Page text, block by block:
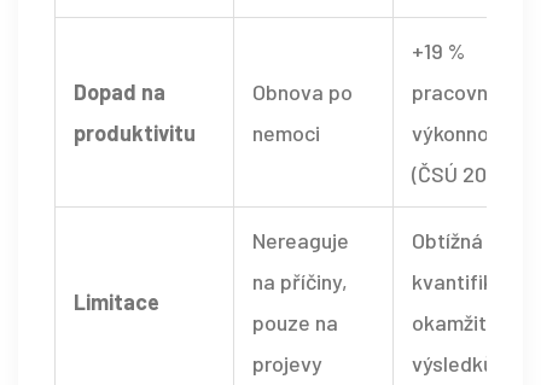
Dopad na
produktivitu
Obnova po
nemoci
+19 %
pracovní
výkonnosti
(ČSÚ 2022)
Limitace
Nereaguje
na příčiny,
pouze na
projevy
Obtížná
kvantifikace
okamžitých
výsledků